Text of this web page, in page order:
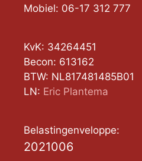
Mobiel: 06-17 312 777
KvK: 34264451
Becon: 613162
BTW: NL817481485B01
LN: Eric Plantema
Belastingenveloppe:
2021006